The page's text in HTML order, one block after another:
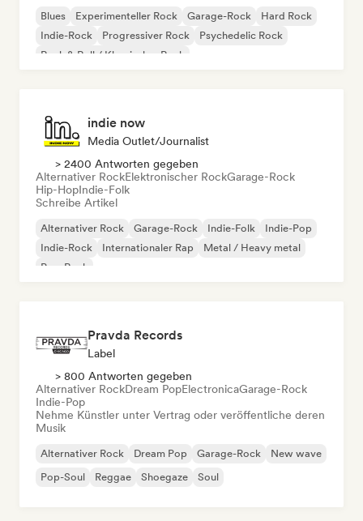
Blues Experimenteller Rock Garage-Rock
Hard Rock
Indie-Rock
Progressiver Rock
Psychedelic Rock
Rock & Roll / Klassischer Rock
indie now
Media Outlet/Journalist
> 2400 Antworten gegeben
Alternativer RockElektronischer RockGarage-Rock
Hip-HopIndie-Folk
Schreibe Artikel
Alternativer Rock Garage-Rock Indie-Folk
Indie-Pop
Indie-Rock
Internationaler Rap
Metal / Heavy metal
Pop-Rock
Pravda Records
Label
> 800 Antworten gegeben
Alternativer RockDream PopElectronicaGarage-Rock
Indie-Pop
Nehme Künstler unter Vertrag oder veröffentliche deren
Musik
Alternativer Rock Dream Pop Garage-Rock
New wave
Pop-Soul
Reggae Shoegaze Soul